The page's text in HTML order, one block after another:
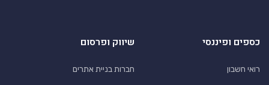
כספים ופיננסי
רואי חשבון
שיווק ופרסום
חברות בניית אתרים